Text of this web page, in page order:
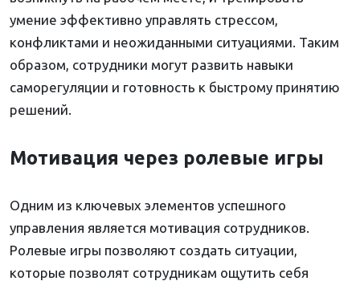
умение эффективно управлять стрессом,
конфликтами и неожиданными ситуациями. Таким
образом, сотрудники могут развить навыки
саморегуляции и готовность к быстрому принятию
решений.
Мотивация через ролевые игры
Одним из ключевых элементов успешного
управления является мотивация сотрудников.
Ролевые игры позволяют создать ситуации,
которые позволят сотрудникам ощутить себя